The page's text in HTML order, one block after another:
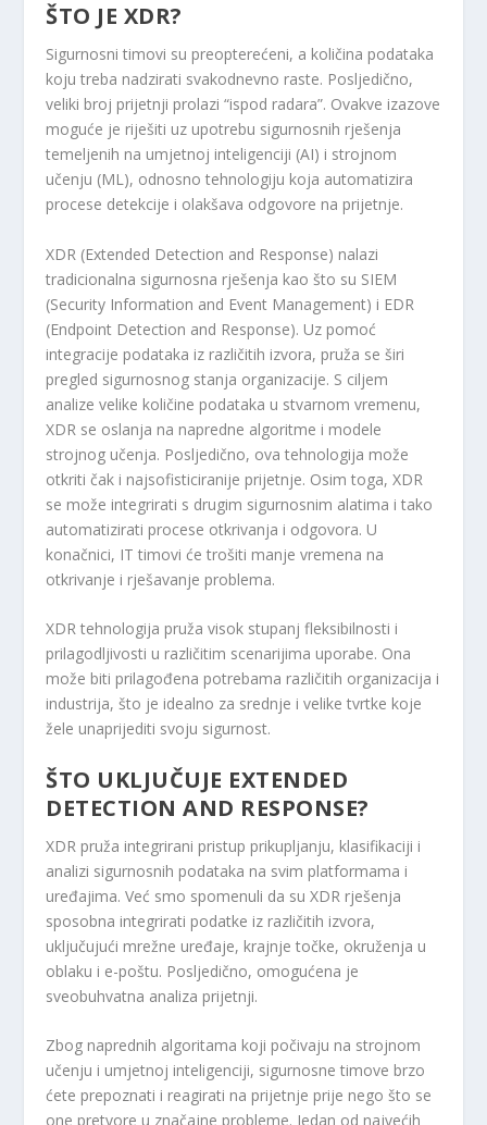
ŠTO JE XDR?
Sigurnosni timovi su preopterećeni, a količina podataka
koju treba nadzirati svakodnevno raste. Posljedično,
veliki broj prijetnji prolazi “ispod radara”. Ovakve izazove
moguće je riješiti uz upotrebu sigurnosnih rješenja
temeljenih na umjetnoj inteligenciji (AI) i strojnom
učenju (ML), odnosno tehnologiju koja automatizira
procese detekcije i olakšava odgovore na prijetnje.
XDR (Extended Detection and Response) nalazi
tradicionalna sigurnosna rješenja kao što su SIEM
(Security Information and Event Management) i EDR
(Endpoint Detection and Response). Uz pomoć
integracije podataka iz različitih izvora, pruža se širi
pregled sigurnosnog stanja organizacije. S ciljem
analize velike količine podataka u stvarnom vremenu,
XDR se oslanja na napredne algoritme i modele
strojnog učenja. Posljedično, ova tehnologija može
otkriti čak i najsofisticiranije prijetnje. Osim toga, XDR
se može integrirati s drugim sigurnosnim alatima i tako
automatizirati procese otkrivanja i odgovora. U
konačnici, IT timovi će trošiti manje vremena na
otkrivanje i rješavanje problema.
XDR tehnologija pruža visok stupanj fleksibilnosti i
prilagodljivosti u različitim scenarijima uporabe. Ona
može biti prilagođena potrebama različitih organizacija i
industrija, što je idealno za srednje i velike tvrtke koje
žele unaprijediti svoju sigurnost.
ŠTO UKLJUČUJE EXTENDED
DETECTION AND RESPONSE?
XDR pruža integrirani pristup prikupljanju, klasifikaciji i
analizi sigurnosnih podataka na svim platformama i
uređajima. Već smo spomenuli da su XDR rješenja
sposobna integrirati podatke iz različitih izvora,
uključujući mrežne uređaje, krajnje točke, okruženja u
oblaku i e-poštu. Posljedično, omogućena je
sveobuhvatna analiza prijetnji.
Zbog naprednih algoritama koji počivaju na strojnom
učenju i umjetnoj inteligenciji, sigurnosne timove brzo
ćete prepoznati i reagirati na prijetnje prije nego što se
one pretvore u značajne probleme. Jedan od najvećih